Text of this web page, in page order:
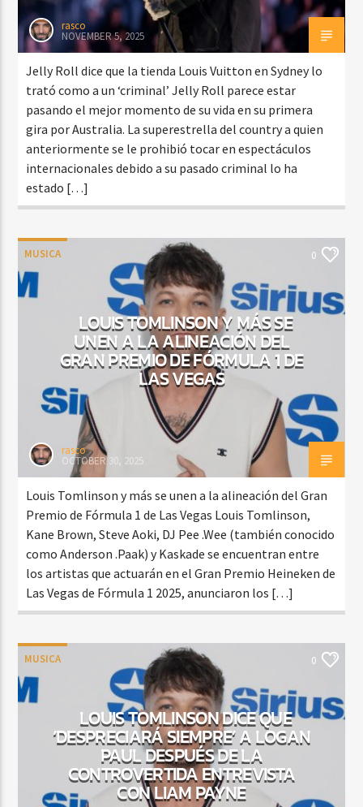
rasco
NOVEMBER 5, 2025
Jelly Roll dice que la tienda Louis Vuitton en Sydney lo
trató como a un ‘criminal’ Jelly Roll parece estar
pasando el mejor momento de su vida en su primera
gira por Australia. La superestrella del country a quien
anteriormente se le prohibió tocar en espectáculos
internacionales debido a su pasado criminal lo ha
estado […]
MUSICA 0
LOUIS TOMLINSON Y MÁS SE
UNEN A LA ALINEACIÓN DEL
GRAN PREMIO DE FÓRMULA 1 DE
LAS VEGAS
rasco
OCTOBER 30, 2025
Louis Tomlinson y más se unen a la alineación del Gran
Premio de Fórmula 1 de Las Vegas Louis Tomlinson,
Kane Brown, Steve Aoki, DJ Pee .Wee (también conocido
como Anderson .Paak) y Kaskade se encuentran entre
los artistas que actuarán en el Gran Premio Heineken de
Las Vegas de Fórmula 1 2025, anunciaron los […]
MUSICA 0
LOUIS TOMLINSON DICE QUE
‘DESPRECIARÁ SIEMPRE’ A LOGAN
PAUL DESPUÉS DE LA
CONTROVERTIDA ENTREVISTA
CON LIAM PAYNE